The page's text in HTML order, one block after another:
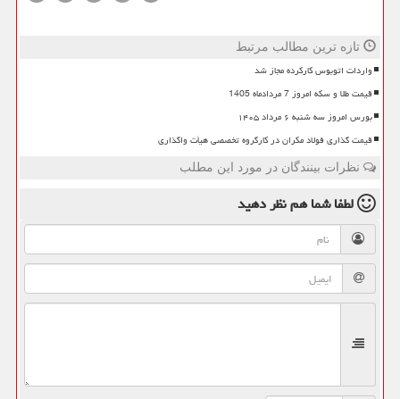
تازه ترین مطالب مرتبط
واردات اتوبوس کارکرده مجاز شد
قیمت طلا و سکه امروز 7 مردادماه 1405
بورس امروز سه شنبه ۶ مرداد ۱۴۰۵
قیمت گذاری فولاد مکران در کارگروه تخصصی هیأت واگذاری
نظرات بینندگان در مورد این مطلب
لطفا شما همنظر دهید